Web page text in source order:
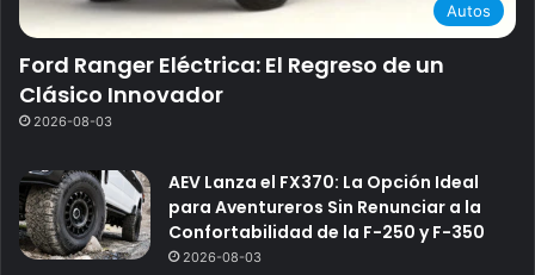
Autos
Ford Ranger Eléctrica: El Regreso de un
Clásico Innovador
2026-08-03
AEV Lanza el FX370: La Opción Ideal
para Aventureros Sin Renunciar a la
Confortabilidad de la F-250 y F-350
2026-08-03